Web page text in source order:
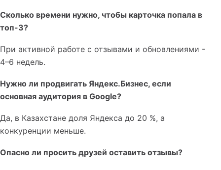
Сколько времени нужно, чтобы карточка попала в
топ-3?
При активной работе с отзывами и обновлениями -
4–6 недель.
Нужно ли продвигать Яндекс.Бизнес, если
основная аудитория в Google?
Да, в Казахстане доля Яндекса до 20 %, а
конкуренции меньше.
Опасно ли просить друзей оставить отзывы?